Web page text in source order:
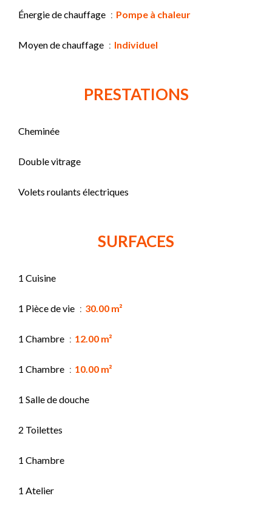
Énergie de chauffage Pompe à chaleur
Moyen de chauffage Individuel
PRESTATIONS
Cheminée
Double vitrage
Volets roulants électriques
SURFACES
1 Cuisine
1 Pièce de vie 30.00 m²
1 Chambre 12.00 m²
1 Chambre 10.00 m²
1 Salle de douche
2 Toilettes
1 Chambre
1 Atelier